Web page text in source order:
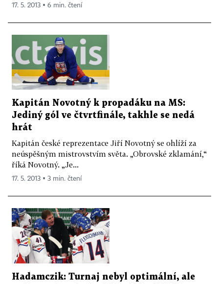
17. 5. 2013 ▪ 6 min. čtení
Kapitán Novotný k propadáku na MS:
Jediný gól ve čtvrtfinále, takhle se nedá
hrát
Kapitán české reprezentace Jiří Novotný se ohlíží za
neúspěšným mistrovstvím světa. „Obrovské zklamání,“
říká Novotný. „Je...
17. 5. 2013 ▪ 3 min. čtení
Hadamczik: Turnaj nebyl optimální, ale